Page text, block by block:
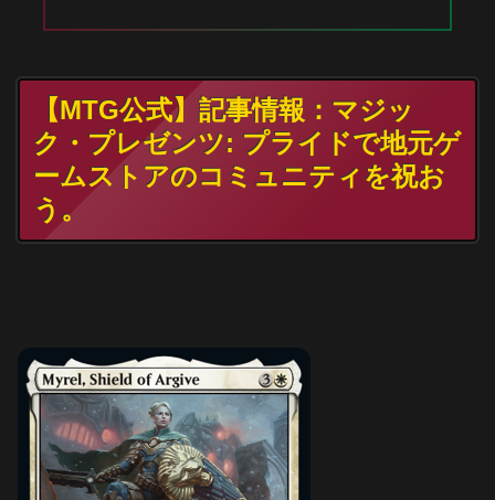
【MTG公式】記事情報：マジッ
ク・プレゼンツ: プライドで地元ゲ
ームストアのコミュニティを祝お
う。